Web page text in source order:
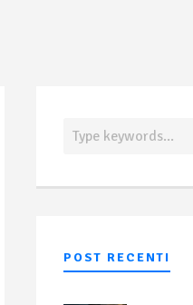
POST RECENTI